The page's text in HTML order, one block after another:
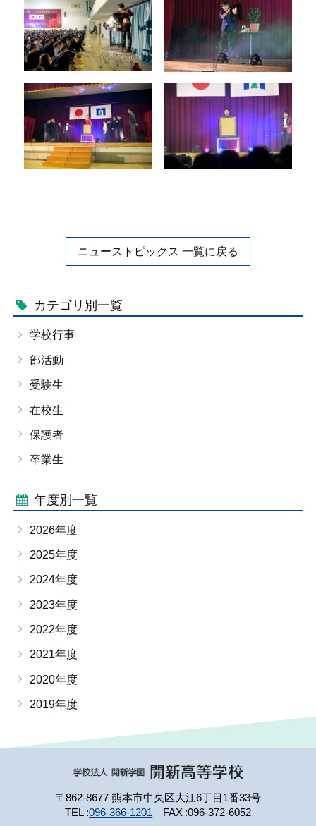
ニューストピックス 一覧に戻る
カテゴリ別一覧
学校行事
部活動
受験生
在校生
保護者
卒業生
年度別一覧
2026年度
2025年度
2024年度
2023年度
2022年度
2021年度
2020年度
2019年度
〒862-8677 熊本市中央区大江6丁目1番33号
TEL 096-366-1201 FAX 096-372-6052